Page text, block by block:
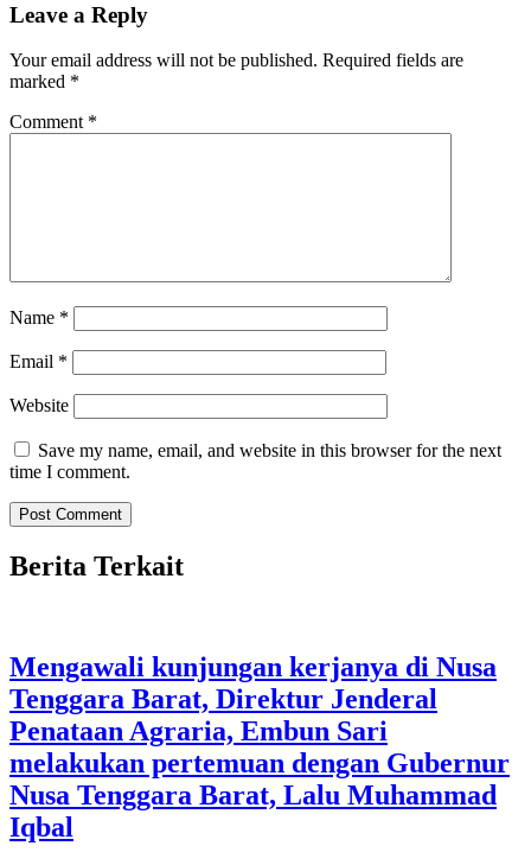
Leave a Reply
Your email address will not be published. Required fields are
marked *
Comment *
Name *
Email *
Website
Save my name, email, and website in this browser for the next
time I comment.
Berita Terkait
Mengawali kunjungan kerjanya di Nusa
Tenggara Barat, Direktur Jenderal
Penataan Agraria, Embun Sari
melakukan pertemuan dengan Gubernur
Nusa Tenggara Barat, Lalu Muhammad
Iqbal